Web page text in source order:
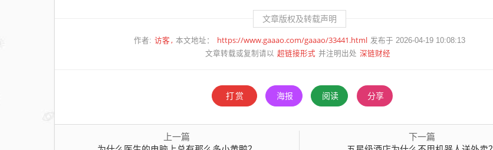
文章版权及转载声明
作者: 访客 本文地址： https://www.gaaao.com/gaaao/33441.html 发布于 2026-04-19 10:08:13
文章转载或复制请以 超链接形式 并注明出处 深链财经
打赏 海报 阅读 分享
上一篇 下一篇